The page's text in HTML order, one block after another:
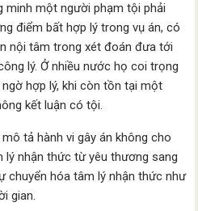
minh một người phạm tội phải
điểm bất hợp lý trong vụ án, có
nội tâm trong xét đoán đưa tới
lý. Ở nhiều nước họ coi trọng
hợp lý, khi còn tồn tại một
kết luận có tội.
tả hành vi gây án không cho
nhận thức từ yêu thương sang
chuyển hóa tâm lý nhận thức như
gian.